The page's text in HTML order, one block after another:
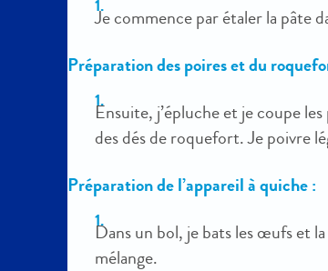
Je commence par étaler la pâte
Préparation des poires et du
Ensuite, j’épluche et je coupe
des dés de roquefort. Je poivre
Préparation de l’appareil à quiche :
Dans un bol, je bats les œufs et
mélange.